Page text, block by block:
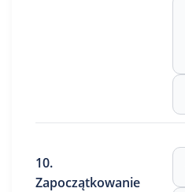
10.
Zapoczątkowanie